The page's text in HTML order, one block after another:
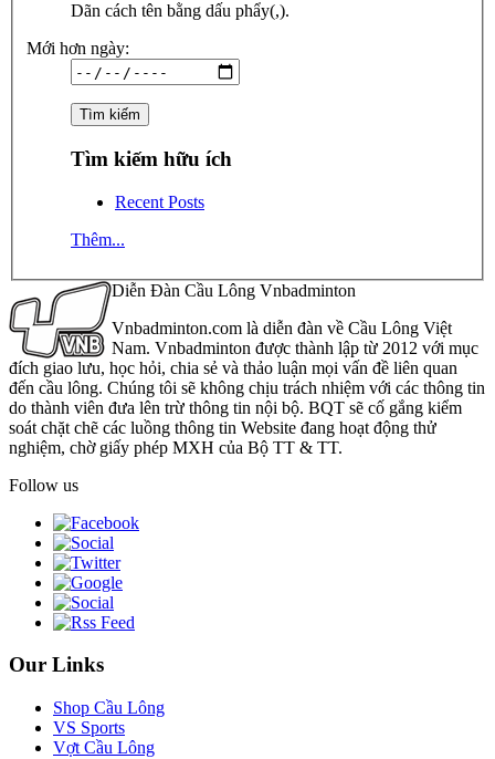
Dãn cách tên bằng dấu phẩy(,).
Mới hơn ngày:
Tìm kiếm hữu ích
Recent Posts
Thêm...
Diễn Đàn Cầu Lông Vnbadminton
Vnbadminton.com là diễn đàn về Cầu Lông Việt
Nam. Vnbadminton được thành lập từ 2012 với mục
đích giao lưu, học hỏi, chia sẻ và thảo luận mọi vấn đề liên quan
đến cầu lông. Chúng tôi sẽ không chịu trách nhiệm với các thông tin
do thành viên đưa lên trừ thông tin nội bộ. BQT sẽ cố gắng kiểm
soát chặt chẽ các luồng thông tin Website đang hoạt động thử
nghiệm, chờ giấy phép MXH của Bộ TT & TT.
Follow us
Our Links
Shop Cầu Lông
VS Sports
Vợt Cầu Lông